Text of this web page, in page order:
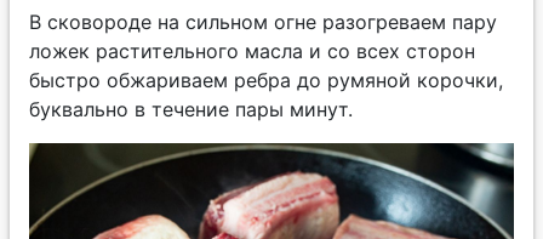
В сковороде на сильном огне разогреваем пару
ложек растительного масла и со всех сторон
быстро обжариваем ребра до румяной корочки,
буквально в течение пары минут.